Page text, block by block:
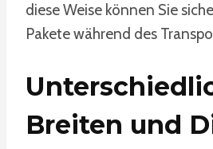
diese Weise können Sie
Pakete während des
Breiten und